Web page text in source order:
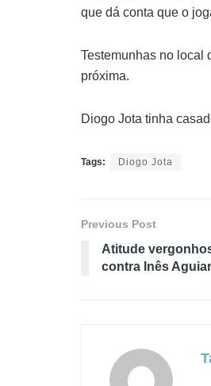
que dá conta que o
Testemunhas no local
próxima.
Diogo Jota tinha
Tags: Diogo Jota
Previous Post
Atitude
contra Inês